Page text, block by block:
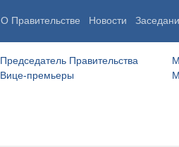
О Правительстве Новости
Председатель Правительства
Вице-премьеры